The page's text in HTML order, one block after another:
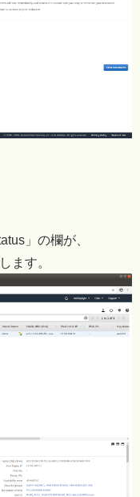
」の欄が、
ます。